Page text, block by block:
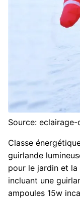
Source: eclairage-
Classe
guirlande
pour le jardin et
incluant une
ampoules 15w